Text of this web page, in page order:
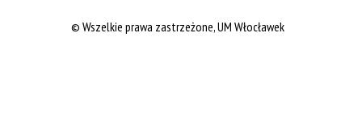
© Wszelkie prawa zastrzeżone, UM Włocławek